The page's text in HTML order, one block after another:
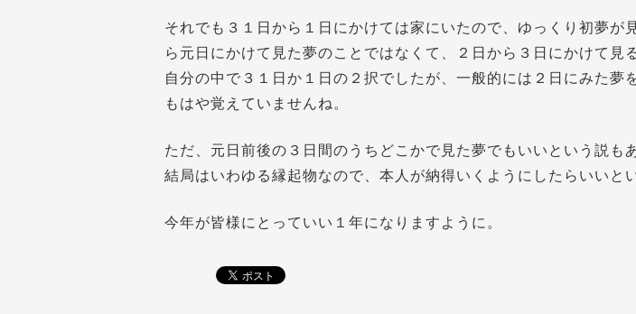
それでも３１日から１日にかけては家にいたので、ゆっくり初夢
ら元日にかけて見た夢のことではなくて、２日から３日にかけて見
自分の中で３１日か１日の２択でしたが、一般的には２日にみた夢
もはや覚えていませんね。
ただ、元日前後の３日間のうちどこかで見た夢でもいいという説も
結局はいわゆる縁起物なので、本人が納得いくようにしたらいいと
今年が皆様にとっていい１年になりますように。